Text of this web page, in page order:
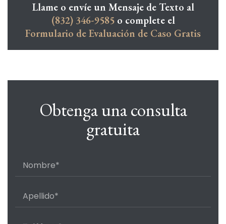
Llame o envíe un Mensaje de Texto al
(832) 346-9585o complete el
Formulario de Evaluación de Caso Gratis
Obtenga una consulta
gratuita